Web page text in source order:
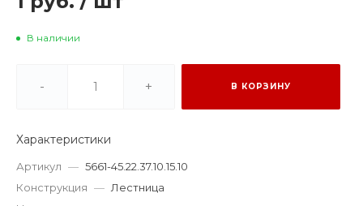
В наличии
- + В КОРЗИНУ
Характеристики
Артикул — 5661-45.22.37.10.15.10
Конструкция — Лестница